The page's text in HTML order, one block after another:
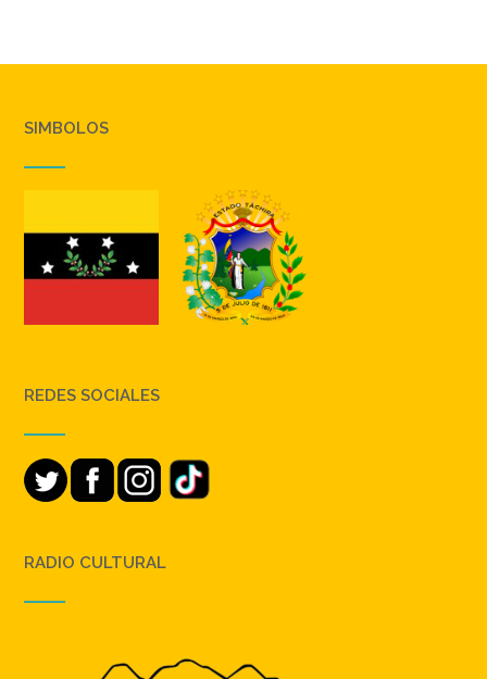
SIMBOLOS
REDES SOCIALES
RADIO CULTURAL